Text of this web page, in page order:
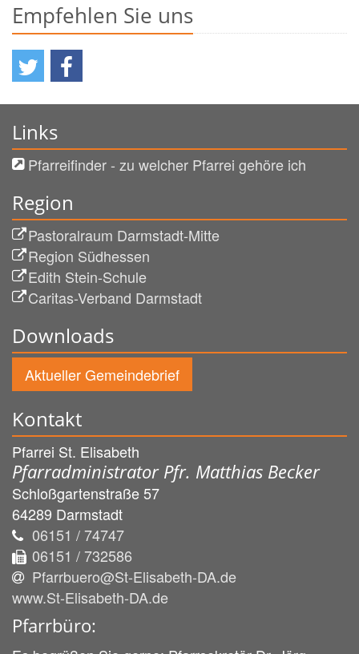
Empfehlen Sie uns
Links
Pfarreifinder - zu welcher Pfarrei gehöre ich
Region
Pastoralraum Darmstadt-Mitte
Region Südhessen
Edith Stein-Schule
Caritas-Verband Darmstadt
Downloads
Aktueller Gemeindebrief
Kontakt
Pfarrei St. Elisabeth
Pfarradministrator Pfr. Matthias Becker
Schloßgartenstraße 57
64289 Darmstadt
06151 / 74747
06151 / 732586
Pfarrbuero@St-Elisabeth-DA.de
www.St-Elisabeth-DA.de
Pfarrbüro: